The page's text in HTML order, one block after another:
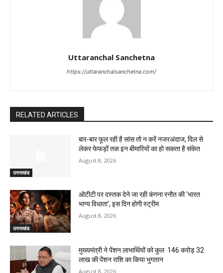
Uttaranchal Sanchetna
https://uttaranchalsanchetna.com/
RELATED ARTICLES
उत्तराखंड
बार-बार फूल रही है सांस तो न करें नजरअंदाज, दिल से
लेकर फेफड़ों तक इन बीमारियों का हो सकता है संकेत
August 8, 2026
उत्तराखंड
ओटीटी पर दस्तक देने जा रही कंगना रनौत की ‘भारत
भाग्य विधाता’, इस दिन होगी स्ट्रीम
August 8, 2026
मुख्यमंत्री ने पेंशन लाभार्थियों को कुल ₹ 146 करोड़ 32
लाख की पेंशन राशि का किया भुगतान
August 8, 2026